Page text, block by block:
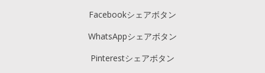
Facebookシェアボタン
WhatsAppシェアボタン
Pinterestシェアボタン